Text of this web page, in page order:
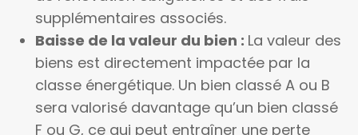
supplémentaires associés.
Baisse de la valeur du bien : La valeur des
biens est directement impactée par la
classe énergétique. Un bien classé A ou B
sera valorisé davantage qu’un bien classé
F ou G, ce qui peut entraîner une perte